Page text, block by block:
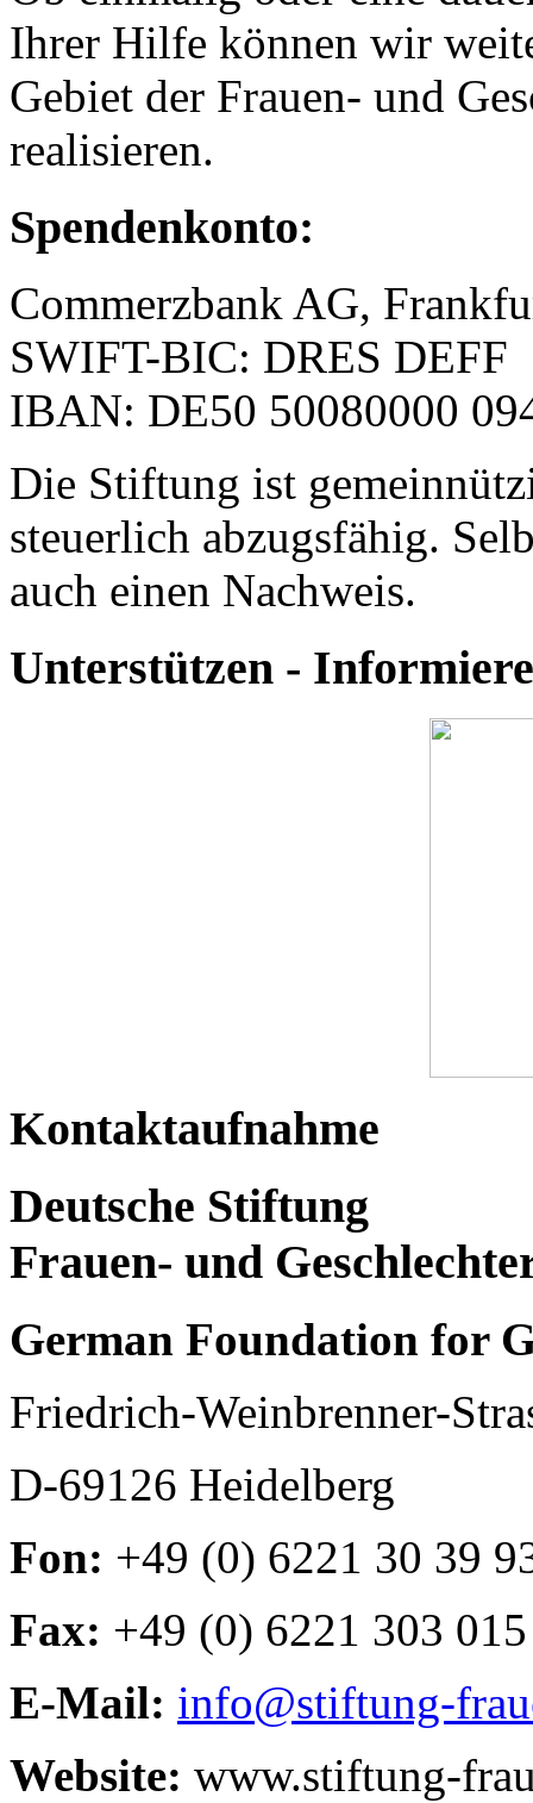
Ihrer Hilfe können wir
Gebiet der Frauen- und
realisieren.
Spendenkonto:
Commerzbank AG,
SWIFT-BIC: DRES DEFF
IBAN: DE50 50080000
Die Stiftung ist
steuerlich abzugsfähig.
auch einen Nachweis.
Unterstützen -
Kontaktaufnahme
Deutsche Stiftung
Frauen- und
German Foundation for
Friedrich-Weinbrenner-
D-69126 Heidelberg
Fon: +49 (0) 6221 30 39
Fax: +49 (0) 6221 303 015
E-Mail: info@stiftung-
Website: www.stiftung-